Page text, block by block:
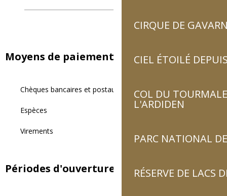
CIRQUE DE
CIEL ÉTOILÉ
COL DU
L'ARDIDEN
PARC NATIONAL
RÉSERVE DE LACS
Moyens de paiement
Chèques bancaires et postaux
Espèces
Virements
Périodes d'ouverture